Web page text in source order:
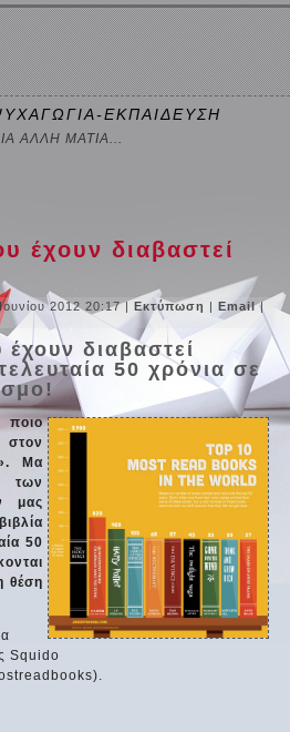
ΕΚΠΑΙΔΕΥΣΗ
ΑΛΛΗ ΜΑΤΙΑ...
έχουν διαβαστεί
2012 20:17|Εκτύπωση |Email|
διαβαστεί
50 χρόνια σε
ποιο
στον
Μα
των
μας
50
θέση
Squido